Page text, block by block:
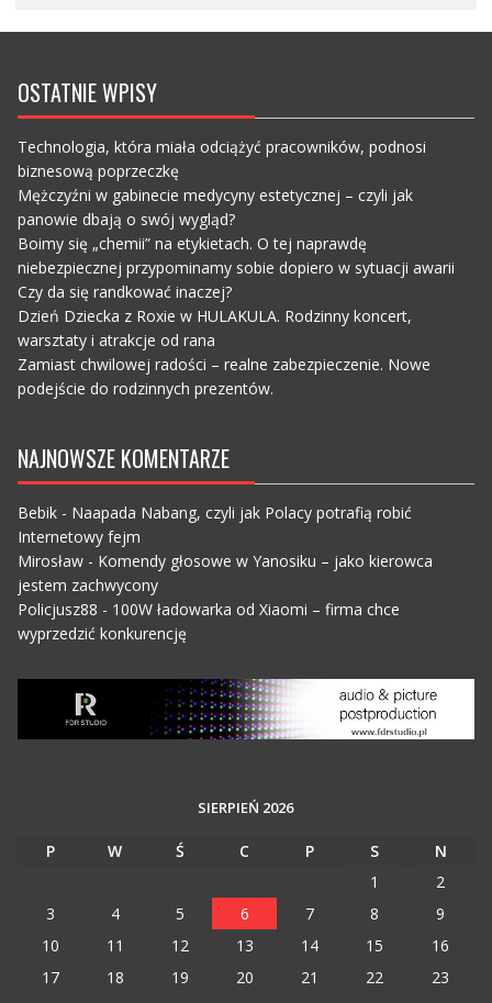
OSTATNIE WPISY
Technologia, która miała odciążyć pracowników, podnosi
biznesową poprzeczkę
Mężczyźni w gabinecie medycyny estetycznej – czyli jak
panowie dbają o swój wygląd?
Boimy się „chemii” na etykietach. O tej naprawdę
niebezpiecznej przypominamy sobie dopiero w sytuacji awarii
Czy da się randkować inaczej?
Dzień Dziecka z Roxie w HULAKULA. Rodzinny koncert,
warsztaty i atrakcje od rana
Zamiast chwilowej radości – realne zabezpieczenie. Nowe
podejście do rodzinnych prezentów.
NAJNOWSZE KOMENTARZE
Bebik- Naapada Nabang, czyli jak Polacy potrafią robić
Internetowy fejm
Mirosław- Komendy głosowe w Yanosiku – jako kierowca
jestem zachwycony
Policjusz88 - 100W ładowarka od Xiaomi – firma chce
wyprzedzić konkurencję
SIERPIEŃ 2026
P W Ś C P S
N
1
2
3
4 5 6 7 8
9
10
11 12 13 14 15
16
17
18 19 20 21 22
23